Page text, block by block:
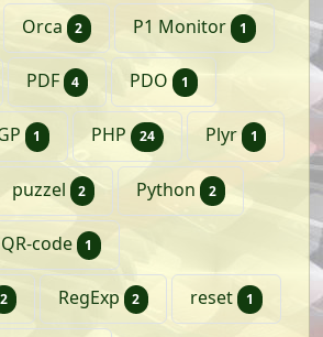
Orca 2 artikelenP1 Monitor 1 artikel
PDF 4 artikelen
PDO 1 artikel
1 artikelPHP 24 artikelen
Plyr 1 artikel
puzzel 2 artikelenPython 2 artikelen
QR-code 1 artikel
2 artikelenRegExp 2 artikelen
reset 1 artikel